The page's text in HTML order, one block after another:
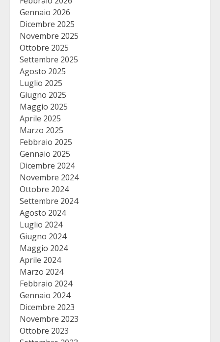
Gennaio 2026
Dicembre 2025
Novembre 2025
Ottobre 2025
Settembre 2025
Agosto 2025
Luglio 2025
Giugno 2025
Maggio 2025
Aprile 2025
Marzo 2025
Febbraio 2025
Gennaio 2025
Dicembre 2024
Novembre 2024
Ottobre 2024
Settembre 2024
Agosto 2024
Luglio 2024
Giugno 2024
Maggio 2024
Aprile 2024
Marzo 2024
Febbraio 2024
Gennaio 2024
Dicembre 2023
Novembre 2023
Ottobre 2023